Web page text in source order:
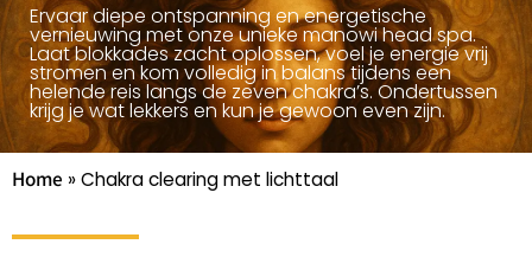
Ervaar diepe ontspanning en energetische
vernieuwing met onze unieke manowi head spa.
Laat blokkades zacht oplossen, voel je energie vrij
stromen en kom volledig in balans tijdens een
helende reis langs de zeven chakra’s. Ondertussen
krijg je wat lekkers en kun je gewoon even zijn.
Home »Chakra clearing met lichttaal